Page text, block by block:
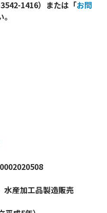
1416）または「お問
水産加工品製造販売